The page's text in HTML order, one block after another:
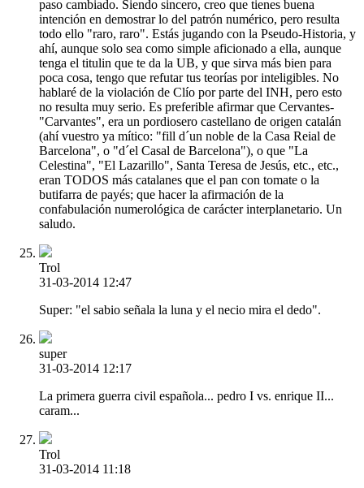
paso cambiado. Siendo sincero, creo que tienes buena
intención en demostrar lo del patrón numérico, pero resulta
todo ello "raro, raro". Estás jugando con la Pseudo-Historia, y
ahí, aunque solo sea como simple aficionado a ella, aunque
tenga el titulin que te da la UB, y que sirva más bien para
poca cosa, tengo que refutar tus teorías por inteligibles. No
hablaré de la violación de Clío por parte del INH, pero esto
no resulta muy serio. Es preferible afirmar que Cervantes-
"Carvantes", era un pordiosero castellano de origen catalán
(ahí vuestro ya mítico: "fill d´un noble de la Casa Reial de
Barcelona", o "d´el Casal de Barcelona"), o que "La
Celestina", "El Lazarillo", Santa Teresa de Jesús, etc., etc.,
eran TODOS más catalanes que el pan con tomate o la
butifarra de payés; que hacer la afirmación de la
confabulación numerológica de carácter interplanetario. Un
saludo.
Trol
31-03-2014 12:47
Super: "el sabio señala la luna y el necio mira el dedo".
super
31-03-2014 12:17
La primera guerra civil española... pedro I vs. enrique II...
caram...
Trol
31-03-2014 11:18